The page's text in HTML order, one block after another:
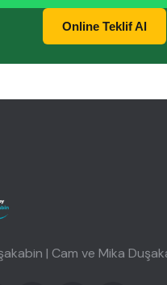
Online Teklif Al
| Cam ve Mika